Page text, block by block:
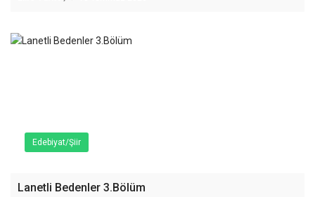
Edebiyat/Şiir
Lanetli Bedenler 3.Bölüm